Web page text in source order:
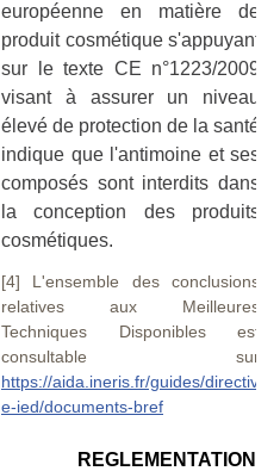
européenne en matière de
produit cosmétique s'appuyant
sur le texte CE n°1223/2009
visant à assurer un niveau
élevé de protection de la santé
indique que l'antimoine et ses
composés sont interdits dans
la conception des produits
cosmétiques.
[4] L'ensemble des conclusions
relatives aux Meilleures
Techniques Disponibles est
consultable sur
https://aida.ineris.fr/guides/directiv
e-ied/documents-bref
REGLEMENTATION